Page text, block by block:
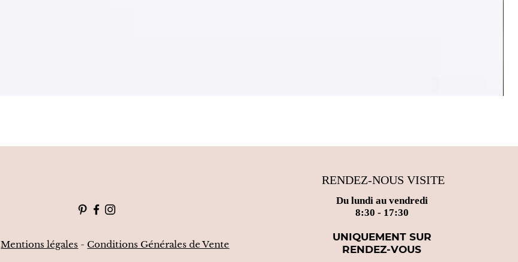
Mentions légales - Conditions Générales de Vente
RENDEZ-NOUS VISITE
Du lundi au vendredi
8:30 - 17:30
UNIQUEMENT SUR
RENDEZ-VOUS